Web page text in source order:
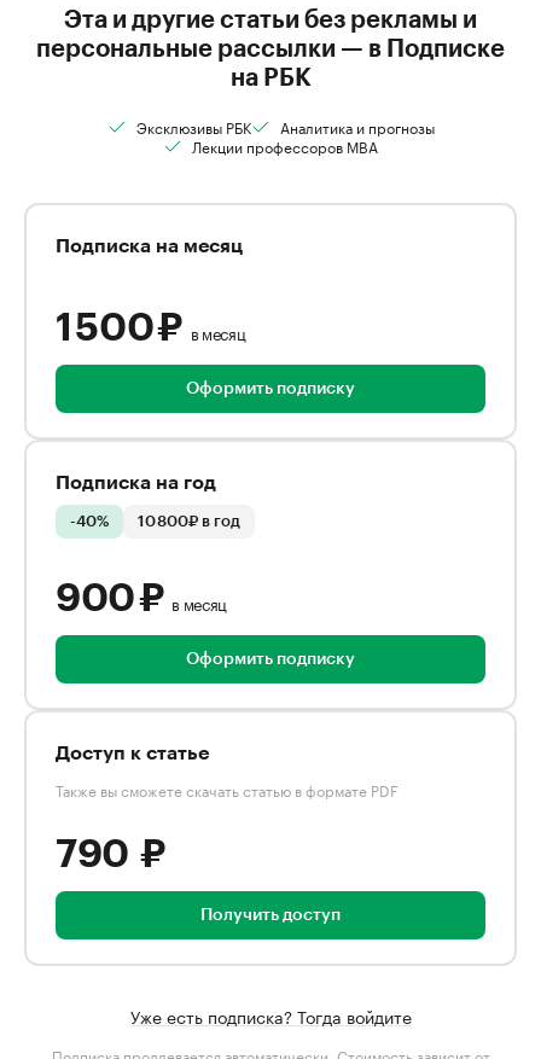
Эта и другие статьи без рекламы и
персональные рассылки — в Подписке
на РБК
Эксклюзивы РБК
Аналитика и прогнозы
Лекции профессоров MBA
Подписка на месяц
1 500 ₽ в месяц
Оформить подписку
Подписка на год
-40% 10 800₽ в год
900 ₽ в месяц
Оформить подписку
Доступ к статье
Также вы сможете скачать статью в формате PDF
790 ₽
Получить доступ
Уже есть подписка? Тогда войдите